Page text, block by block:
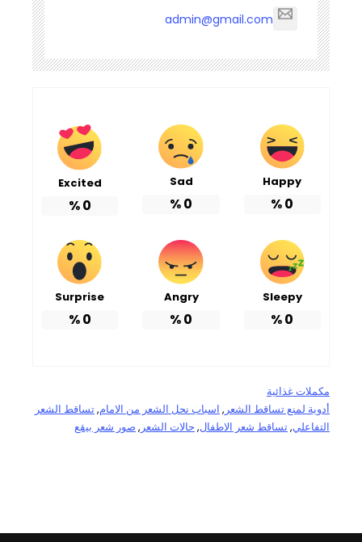
admin@gmail.com
Happy
0
%
Sad
0
%
Excited
0
%
Sleepy
0
%
Angry
0
%
Surprise
0
%
مكملات غذائية
أدوية لمنع تساقط الشعر , اسباب نحل الشعر من الامام, تساقط الشعر
التفاعلي, تساقط شعر الاطفال, حالات الشعر , صور شعر بيقع